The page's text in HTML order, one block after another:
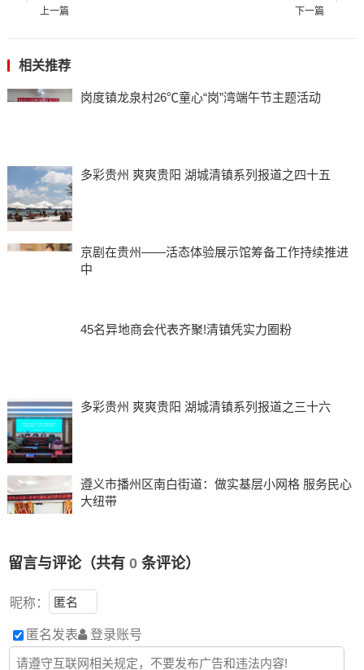
上一篇 下一篇
相关推荐
岗度镇龙泉村26℃童心“岗”湾端午节主题活动
多彩贵州 爽爽贵阳 湖城清镇系列报道之四十五
京剧在贵州——活态体验展示馆筹备工作持续推进
中
45名异地商会代表齐聚!清镇凭实力圈粉
多彩贵州 爽爽贵阳 湖城清镇系列报道之三十六
遵义市播州区南白街道：做实基层小网格 服务民心
大纽带
留言与评论（共有 0条评论）
昵称：
匿名发表 登录账号